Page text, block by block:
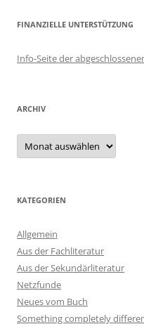
FINANZIELLE UNTERSTÜTZUNG
Info-Seite der
ARCHIV
Archiv
KATEGORIEN
Allgemein
Aus der Fachliteratur
Aus der Sekundärliteratur
Netzfunde
Neues vom Buch
Something completely